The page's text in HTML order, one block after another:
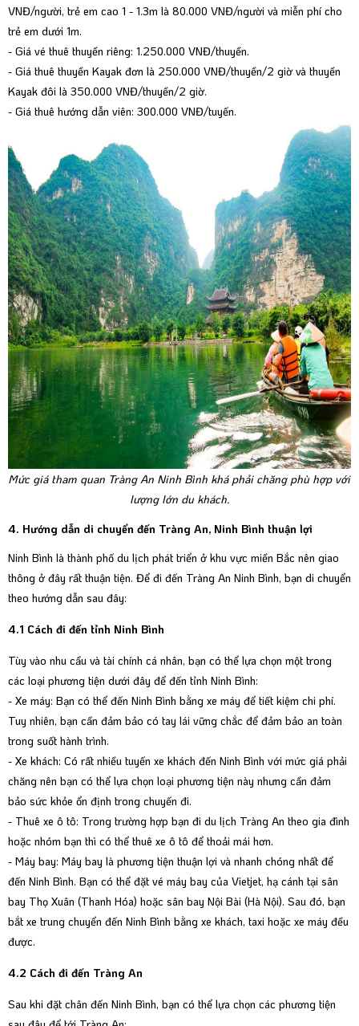
VNĐ/người, trẻ em cao 1 - 1.3m là 80.000 VNĐ/người và miễn phí cho
trẻ em dưới 1m.
- Giá vé thuê thuyền riêng: 1.250.000 VNĐ/thuyền.
- Giá thuê thuyền Kayak đơn là 250.000 VNĐ/thuyền/2 giờ và thuyền
Kayak đôi là 350.000 VNĐ/thuyền/2 giờ.
- Giá thuê hướng dẫn viên: 300.000 VNĐ/tuyến.
Mức giá tham quan Tràng An Ninh Bình khá phải chăng phù hợp với
lượng lớn du khách.
4. Hướng dẫn di chuyển đến Tràng An, Ninh Bình thuận lợi
Ninh Bình là thành phố du lịch phát triển ở khu vực miền Bắc nên giao
thông ở đây rất thuận tiện. Để đi đến Tràng An Ninh Bình, bạn di chuyển
theo hướng dẫn sau đây:
4.1 Cách đi đến tỉnh Ninh Bình
Tùy vào nhu cầu và tài chính cá nhân, bạn có thể lựa chọn một trong
các loại phương tiện dưới đây để đến tỉnh Ninh Bình:
- Xe máy: Bạn có thể đến Ninh Bình bằng xe máy để tiết kiệm chi phí.
Tuy nhiên, bạn cần đảm bảo có tay lái vững chắc để đảm bảo an toàn
trong suốt hành trình.
- Xe khách: Có rất nhiều tuyến xe khách đến Ninh Bình với mức giá phải
chăng nên bạn có thể lựa chọn loại phương tiện này nhưng cần đảm
bảo sức khỏe ổn định trong chuyến đi.
- Thuê xe ô tô: Trong trường hợp bạn đi du lịch Tràng An theo gia đình
hoặc nhóm bạn thì có thể thuê xe ô tô để thoải mái hơn.
- Máy bay: Máy bay là phương tiện thuận lợi và nhanh chóng nhất để
đến Ninh Bình. Bạn có thể đặt vé máy bay của Vietjet, hạ cánh tại sân
bay Thọ Xuân (Thanh Hóa) hoặc sân bay Nội Bài (Hà Nội). Sau đó, bạn
bắt xe trung chuyển đến Ninh Bình bằng xe khách, taxi hoặc xe máy đều
được.
4.2 Cách đi đến Tràng An
Sau khi đặt chân đến Ninh Bình, bạn có thể lựa chọn các phương tiện